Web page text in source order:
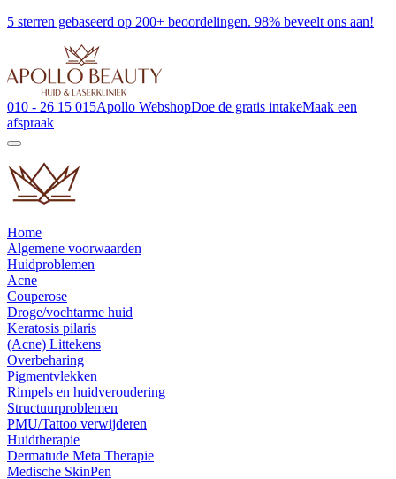
5 sterren gebaseerd op 200+ beoordelingen. 98% beveelt ons aan!
010 - 26 15 015Apollo WebshopDoe de gratis intakeMaak een
afspraak
Home
Algemene voorwaarden
Huidproblemen
Acne
Couperose
Droge/vochtarme huid
Keratosis pilaris
(Acne) Littekens
Overbeharing
Pigmentvlekken
Rimpels en huidveroudering
Structuurproblemen
PMU/Tattoo verwijderen
Huidtherapie
Dermatude Meta Therapie
Medische SkinPen